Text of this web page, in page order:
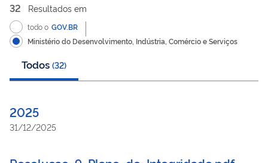
32 Resultados em
todo o GOV.BR
Ministério do Desenvolvimento, Indústria, Comércio e Serviços
Todos (32)
2025
31/12/2025